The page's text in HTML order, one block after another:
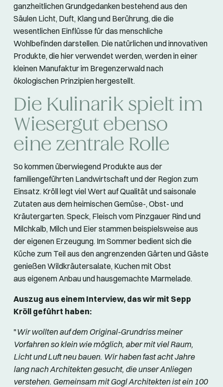
ganzheitlichen Grundgedanken bestehend aus den
Säulen Licht, Duft, Klang und Berührung, die die
wesentlichen Einflüsse für das menschliche
Wohlbefinden darstellen. Die natürlichen und innovativen
Produkte, die hier verwendet werden, werden in einer
kleinen Manufaktur im Bregenzerwald nach
ökologischen Prinzipien hergestellt.
Die Kulinarik spielt im
Wiesergut ebenso
eine zentrale Rolle
So kommen überwiegend Produkte aus der
familiengeführten Landwirtschaft und der Region zum
Einsatz. Kröll legt viel Wert auf Qualität und saisonale
Zutaten aus dem heimischen Gemüse-, Obst- und
Kräutergarten. Speck, Fleisch vom Pinzgauer Rind und
Milchkalb, Milch und Eier stammen beispielsweise aus
der eigenen Erzeugung. Im Sommer bedient sich die
Küche zum Teil aus den angrenzenden Gärten und Gäste
genießen Wildkräutersalate, Kuchen mit Obst
aus eigenem Anbau und hausgemachte Marmelade.
Auszug aus einem Interview, das wir mit Sepp
Kröll geführt haben:
"Wir wollten auf dem Original-Grundriss meiner
Vorfahren so klein wie möglich, aber mit viel Raum,
Licht und Luft neu bauen. Wir haben fast acht Jahre
lang nach Architekten gesucht, die unser Anliegen
verstehen. Gemeinsam mit Gogl Architekten ist ein 100